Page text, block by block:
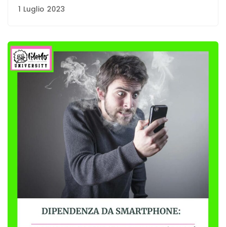
1 Luglio 2023